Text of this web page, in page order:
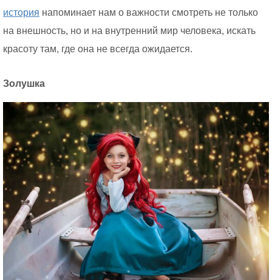
история напоминает нам о важности смотреть не только
на внешность, но и на внутренний мир человека, искать
красоту там, где она не всегда ожидается.
Золушка